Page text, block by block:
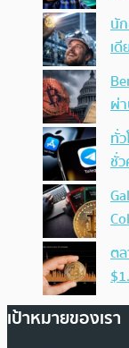
นั
เ
ผ่
ทั่
ชั่
ต
เป้าหมายของเรา